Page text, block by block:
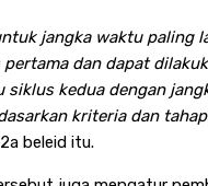
jangka waktu paling
dan dapat
siklus kedua dengan
kriteria dan
beleid itu.